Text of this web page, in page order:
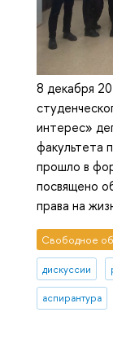
8 декабря
интерес»
факультета
прошло в
посвящено
права на
Свободное
дискуссии
аспирантура